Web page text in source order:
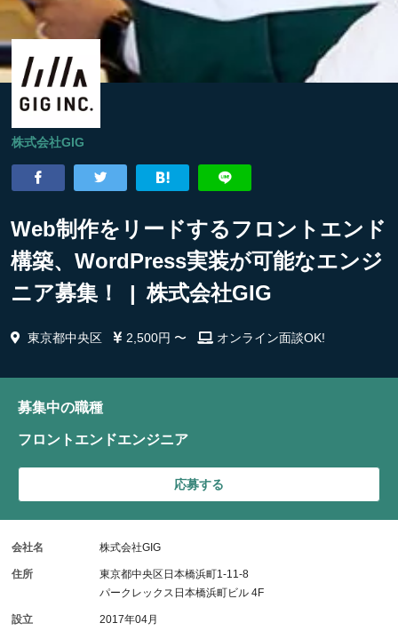
株式会社GIG
Web制作をリードするフロントエンド
構築、WordPress実装が可能なエンジ
ニア募集！ | 株式会社GIG
東京都中央区 2,500円 〜 オンライン面談OK!
募集中の職種
フロントエンドエンジニア
応募する
会社名 株式会社GIG
住所
東京都中央区日本橋浜町1-11-8
パークレックス日本橋浜町ビル 4F
設立 2017年04月